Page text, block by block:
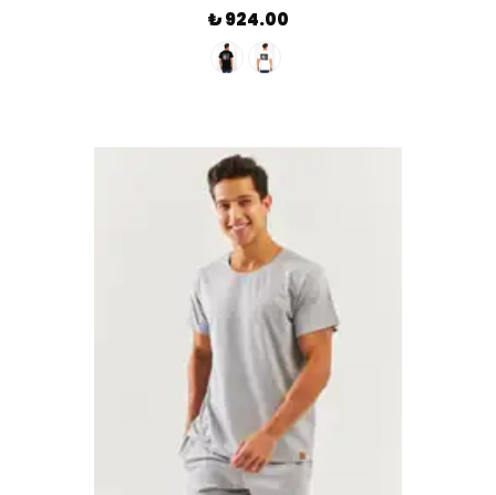
₺ 924.00